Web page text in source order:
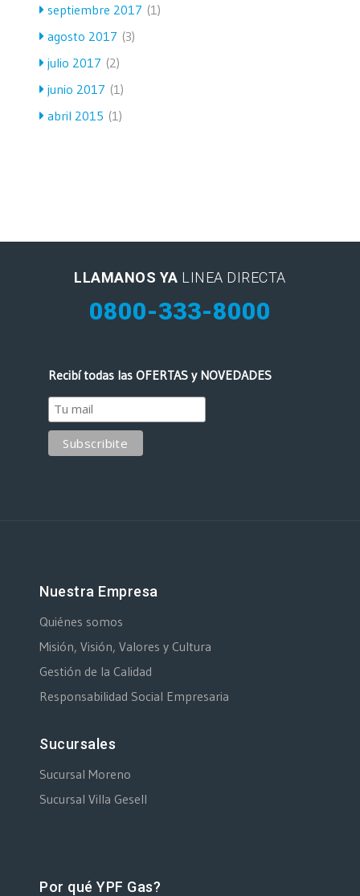
septiembre 2017 (1)
agosto 2017 (3)
julio 2017 (2)
junio 2017 (1)
abril 2015 (1)
LLAMANOS YA LINEA DIRECTA
0800-333-8000
Recibí todas las OFERTAS y NOVEDADES
Nuestra Empresa
Quiénes somos
Misión, Visión, Valores y Cultura
Gestión de la Calidad
Responsabilidad Social Empresaria
Sucursales
Sucursal Moreno
Sucursal Villa Gesell
Por qué YPF Gas?